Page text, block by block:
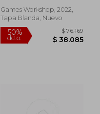
Games Workshop, 2022,
Tapa Blanda, Nuevo